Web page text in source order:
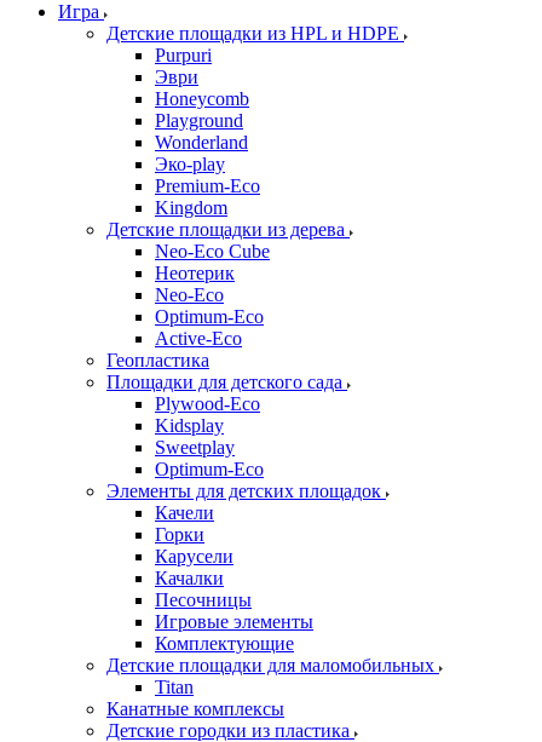
Игра
Детские площадки из HPL и HDPE
Purpuri
Эври
Honeycomb
Playground
Wonderland
Эко-play
Premium-Eco
Kingdom
Детские площадки из дерева
Neo-Eco Cube
Неотерик
Neo-Eco
Оptimum-Еco
Active-Eco
Геопластика
Площадки для детского сада
Plywood-Eco
Kidsplay
Sweetplay
Оptimum-Еco
Элементы для детских площадок
Качели
Горки
Карусели
Качалки
Песочницы
Игровые элементы
Комплектующие
Детские площадки для маломобильных
Titan
Канатные комплексы
Детские городки из пластика